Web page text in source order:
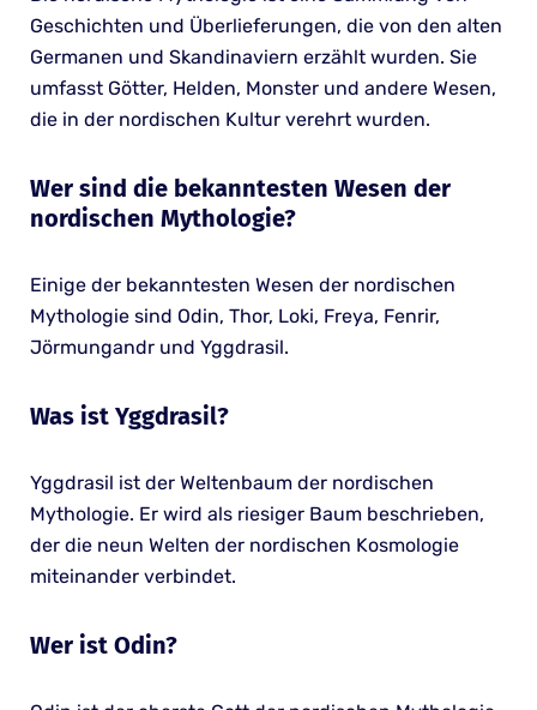
Geschichten und Überlieferungen, die von den alten
Germanen und Skandinaviern erzählt wurden. Sie
umfasst Götter, Helden, Monster und andere Wesen,
die in der nordischen Kultur verehrt wurden.
Wer sind die bekanntesten Wesen der
nordischen Mythologie?
Einige der bekanntesten Wesen der nordischen
Mythologie sind Odin, Thor, Loki, Freya, Fenrir,
Jörmungandr und Yggdrasil.
Was ist Yggdrasil?
Yggdrasil ist der Weltenbaum der nordischen
Mythologie. Er wird als riesiger Baum beschrieben,
der die neun Welten der nordischen Kosmologie
miteinander verbindet.
Wer ist Odin?